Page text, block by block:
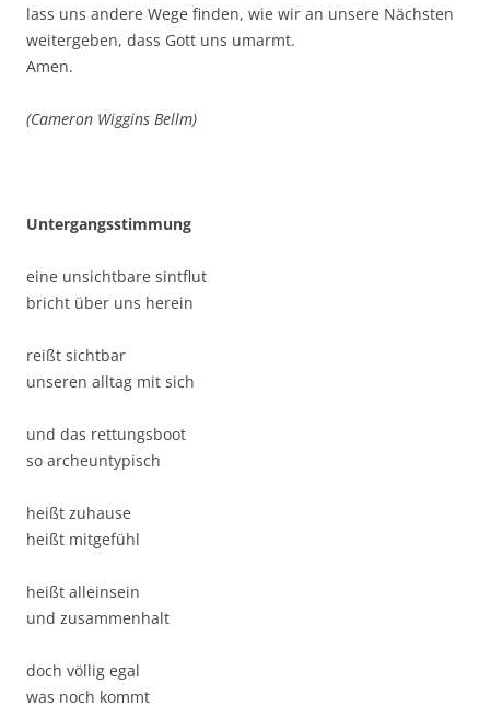
lass uns andere Wege finden, wie wir an unsere Nächsten
weitergeben, dass Gott uns umarmt.
Amen.
(Cameron Wiggins Bellm)
Untergangsstimmung
eine unsichtbare sintflut
bricht über uns herein
reißt sichtbar
unseren alltag mit sich
und das rettungsboot
so archeuntypisch
heißt zuhause
heißt mitgefühl
heißt alleinsein
und zusammenhalt
doch völlig egal
was noch kommt